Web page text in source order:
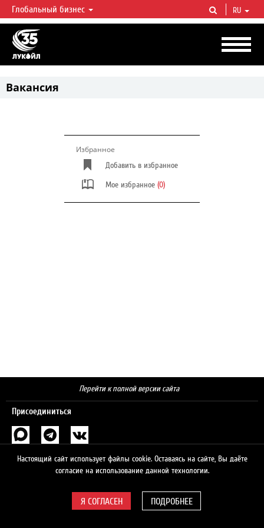
ЛУКОЙЛ СЕГОДНЯ
ЛУКОЙЛ — одна из крупнейших вертикально интегрированных
нефтегазовых компаний в мире, на долю которой приходится более 2%
мировой добычи нефти и около 1% доказанных запасов углеводородов.
Глобальный бизнес RU
Вакансия
Избранное
Добавить в избранное
Мое избранное (0)
Перейти к полной версии сайта
Присоединиться
Поиск
Настоящий сайт использует файлы cookie. Оставаясь на сайте, Вы даёте
согласие на использование данной технологии.
ПОДРОБНЕЕ